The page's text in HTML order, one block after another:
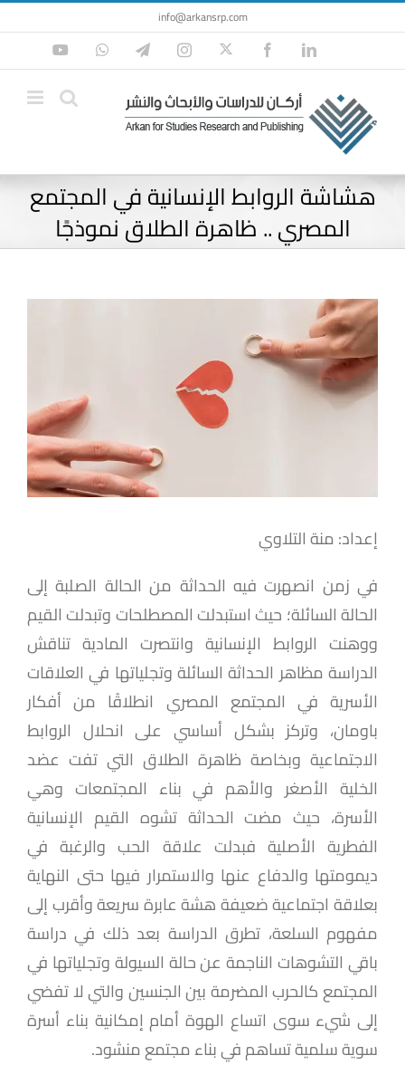
Skip
to
content
info@arkansrp.com
LinkedIn
Facebook
Twitter
Instagram
Telegram
WhatsApp
YouTube
هشاشة الروابط الإنسانية في المجتمع
المصري .. ظاهرة الطلاق نموذجًا
View
Larger
Image
إعداد: منة التلاوي
في زمن انصهرت فيه الحداثة من الحالة الصلبة إلى
الحالة السائلة؛ حيث استبدلت المصطلحات وتبدلت القيم
ووهنت الروابط الإنسانية وانتصرت المادية تناقش
الدراسة مظاهر الحداثة السائلة وتجلياتها في العلاقات
الأسرية في المجتمع المصري انطلاقًا من أفكار
باومان، وتركز بشكل أساسي على انحلال الروابط
الاجتماعية وبخاصة ظاهرة الطلاق التي تفت عضد
الخلية الأصغر والأهم في بناء المجتمعات وهي
الأسرة، حيث مضت الحداثة تشوه القيم الإنسانية
الفطرية الأصلية فبدلت علاقة الحب والرغبة في
ديمومتها والدفاع عنها والاستمرار فيها حتى النهاية
بعلاقة اجتماعية ضعيفة هشة عابرة سريعة وأقرب إلى
مفهوم السلعة، تطرق الدراسة بعد ذلك في دراسة
باقي التشوهات الناجمة عن حالة السيولة وتجلياتها في
المجتمع كالحرب المضرمة بين الجنسين والتي لا تفضي
إلى شيء سوى اتساع الهوة أمام إمكانية بناء أسرة
سوية سلمية تساهم في بناء مجتمع منشود.